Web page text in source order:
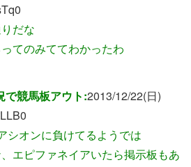
だな
てのみててわかったわ
で競馬板アウト:2013/12/22(日)
シオンに負けてるようでは
エピファネイアいたら掲示板もあ